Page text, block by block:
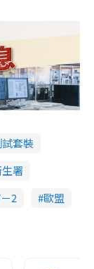
套裝
署
2 歐盟